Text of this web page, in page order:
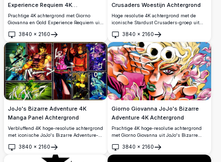
Experience Requiem 4K
Achtergrond
Prachtige 4K achtergrond met Giorno
Giovanna en Gold Experience Requiem uit
Wind. Hoge resolutie anime-kunst met
levendige kleuren en dynamische
compositie.
3840 × 2160
Openen
Crusaders Woestijn Achtergrond
Hoge resolutie 4K achtergrond met de
iconische Stardust Crusaders-groep uit
posend in een uitgestrekt
woestijnlandschap met een levendige
blauwe lucht op de achtergrond.
3840 × 2160
Openen
JoJo's Bizarre Adventure 4K
Manga Panel Achtergrond
Verbluffend 4K hoge-resolutie achtergrond
met iconische JoJo's Bizarre Adventure-
mangapaneel-stijl. Toont meerdere
protagonisten uit verschillende
3840 × 2160
Openen
Giorno Giovanna JoJo's Bizarre
Adventure 4K Achtergrond
Prachtige 4K hoge-resolutie achtergrond
met Giorno Giovanna uit JoJo's Bizarre
bloembladen met zijn iconische blonde
haar en de kenmerkende kunststijl van
3840 × 2160
Openen